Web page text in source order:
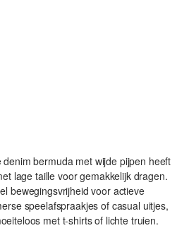
bermuda met wijde pijpen heeft
lage taille voor gemakkelijk dragen.
bewegingsvrijheid voor actieve
speelafspraakjes of casual uitjes,
met t-shirts of lichte truien.